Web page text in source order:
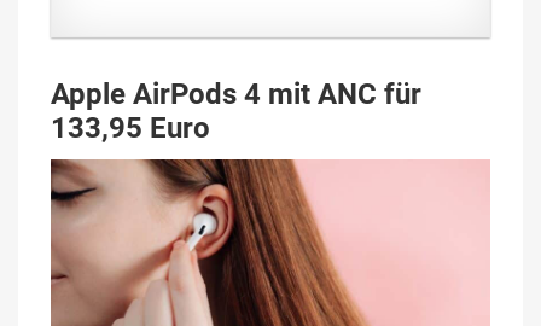
Apple AirPods 4 mit ANC für
133,95 Euro